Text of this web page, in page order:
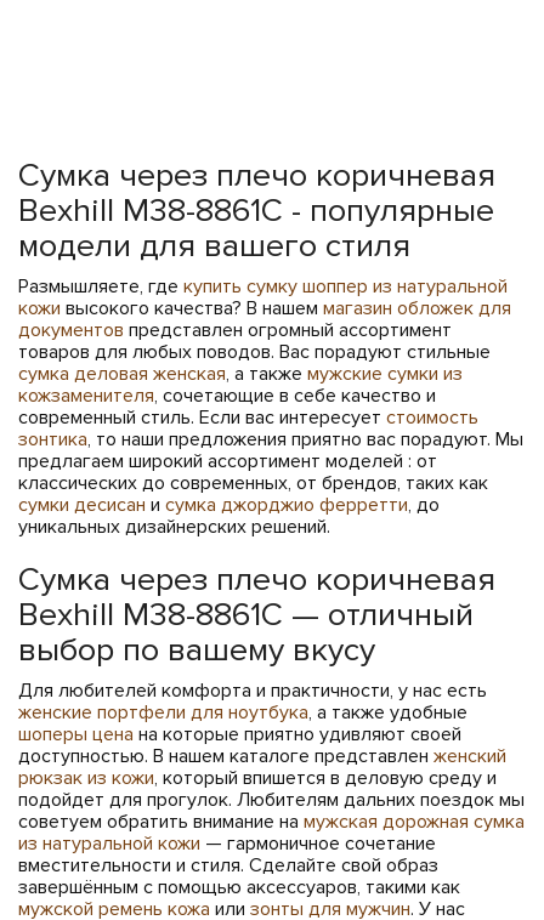
Сумка через плечо коричневая
Bexhill M38-8861C - популярные
модели для вашего стиля
Размышляете, где купить сумку шоппер из натуральной
кожи высокого качества? В нашем магазин обложек для
документов представлен огромный ассортимент
товаров для любых поводов. Вас порадуют стильные
сумка деловая женская, а также мужские сумки из
кожзаменителя, сочетающие в себе качество и
современный стиль. Если вас интересует стоимость
зонтика, то наши предложения приятно вас порадуют. Мы
предлагаем широкий ассортимент моделей : от
классических до современных, от брендов, таких как
сумки десисан и сумка джорджио ферретти, до
уникальных дизайнерских решений.
Сумка через плечо коричневая
Bexhill M38-8861C — отличный
выбор по вашему вкусу
Для любителей комфорта и практичности, у нас есть
женские портфели для ноутбука, а также удобные
шоперы цена на которые приятно удивляют своей
доступностью. В нашем каталоге представлен женский
рюкзак из кожи, который впишется в деловую среду и
подойдет для прогулок. Любителям дальних поездок мы
советуем обратить внимание на мужская дорожная сумка
из натуральной кожи — гармоничное сочетание
вместительности и стиля. Сделайте свой образ
завершённым с помощью аксессуаров, такими как
мужской ремень кожа или зонты для мужчин. У нас